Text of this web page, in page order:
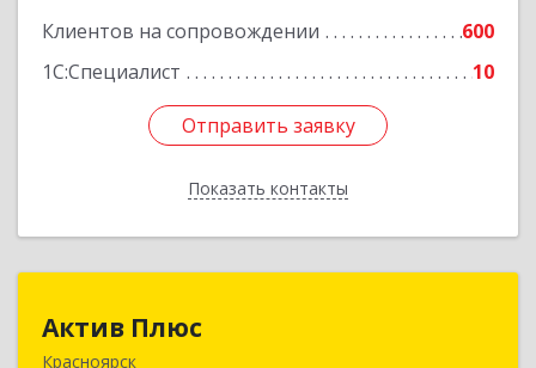
Клиентов на сопровождении
600
1С:Специалист
10
Отправить заявку
Показать контакты
Отправить заявку
Назад
Актив Плюс
Красноярск